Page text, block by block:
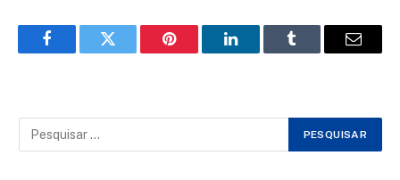
FacebookTwitter Pinterest LinkedInTumblr Email